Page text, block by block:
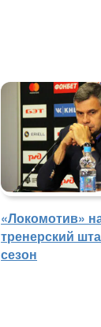
«Локомотив»
тренерский
сезон